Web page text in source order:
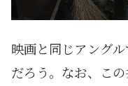
映画と同じアング
だろう。なお、こ